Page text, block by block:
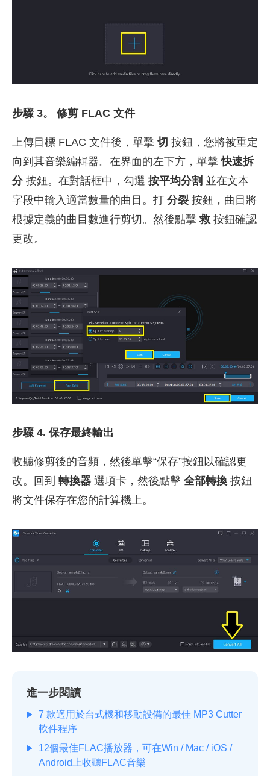
步驟 3。 修剪 FLAC 文件
上傳目標 FLAC 文件後，單擊 切 按鈕，您將被重定
向到其音樂編輯器。在界面的左下方，單擊快速拆
分按鈕。在對話框中，勾選 按平均分割 並在文本
字段中輸入適當數量的曲目。打 分裂 按鈕，曲目將
根據定義的曲目數進行剪切。然後點擊救 按鈕確認
更改。
步驟 4. 保存最終輸出
收聽修剪後的音頻，然後單擊“保存”按鈕以確認更
改。回到 轉換器 選項卡，然後點擊 全部轉換 按鈕
將文件保存在您的計算機上。
進一步閱讀
7 款適用於台式機和移動設備的最佳 MP3 Cutter
軟件程序
12個最佳FLAC播放器，可在Win / Mac / iOS /
Android上收聽FLAC音樂